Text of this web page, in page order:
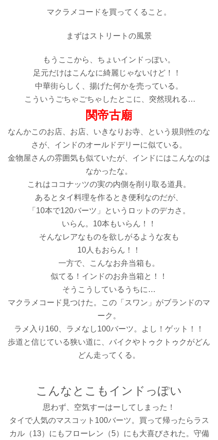
マクラメコードを買ってくること。
まずはストリートの風景
もうここから、ちょいインドっぽい。
足元だけはこんなに綺麗じゃないけど！！
中華街らしく、揚げた何かを売っている。
こういうごちゃごちゃしたとこに、突然現れる…
関帝古廟
なんかこのお店、お店、いきなりお寺、という規則性のな
さが、インドのオールドデリーに似ている。
金物屋さんの雰囲気も似ていたが、インドにはこんなのは
なかったな。
これはココナッツの実の内側を削り取る道具。
あるとタイ料理を作るとき便利なのだが、
「10本で120バーツ」というロットのデカさ。
いらん。10本もいらん！！
そんなレアなものを欲しがるような友も
10人もおらん！！
一方で、こんなお弁当箱も。
似てる！インドのお弁当箱と！！
そうこうしているうちに…
マクラメコード見つけた。この「スワン」がブランドのマ
ーク。
ラメ入り160、ラメなし100バーツ。よし！ゲット！！
歩道と信じている狭い道に、バイクやトゥクトゥクがどん
どん走ってくる。
こんなとこもインドっぽい
思わず、空気すーはーしてしまった！
タイで人気のマスコット100バーツ。買って帰ったらラス
カル（13）にもフローレン（5）にも大喜びされた。守備